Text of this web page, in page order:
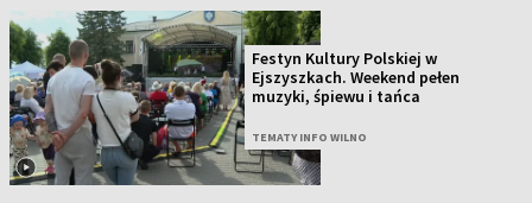
Festyn Kultury Polskiej w
Ejszyszkach. Weekend pełen
muzyki, śpiewu i tańca
TEMATY INFO WILNO